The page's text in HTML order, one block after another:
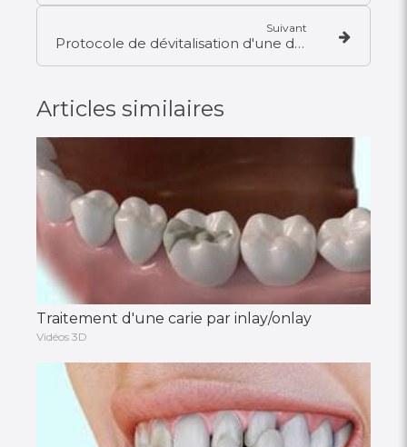
Suivant
Protocole de dévitalisation d'une dent ou traitement endodontique
Articles similaires
Traitement d'une carie par inlay/onlay
Vidéos 3D